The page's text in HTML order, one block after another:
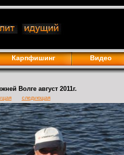
Карпфишинг Видео
Волге август 2011г.
следующая